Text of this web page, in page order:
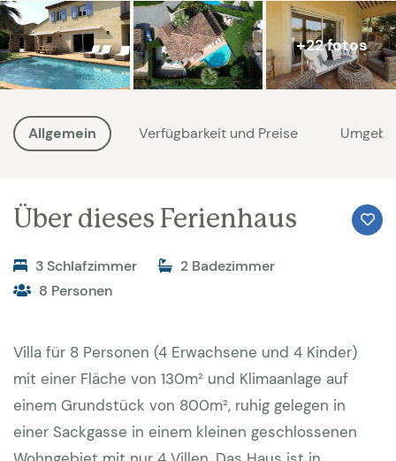
+22 fotos
Allgemein Verfügbarkeit und Preise
Über dieses Ferienhaus
3 Schlafzimmer
2 Badezimmer
8 Personen
Villa für 8 Personen (4 Erwachsene und 4 Kinder)
mit einer Fläche von 130m² und Klimaanlage auf
einem Grundstück von 800m², ruhig gelegen in
einer Sackgasse in einem kleinen geschlossenen